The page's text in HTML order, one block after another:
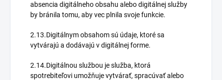
absencia digitálneho obsahu alebo digitálnej služby
by bránila tomu, aby vec plnila svoje funkcie.
2.13.Digitálnym obsahom sú údaje, ktoré sa
vytvárajú a dodávajú v digitálnej forme.
2.14.Digitálnou službou je služba, ktorá
spotrebiteľovi umožňuje vytvárať, spracúvať alebo